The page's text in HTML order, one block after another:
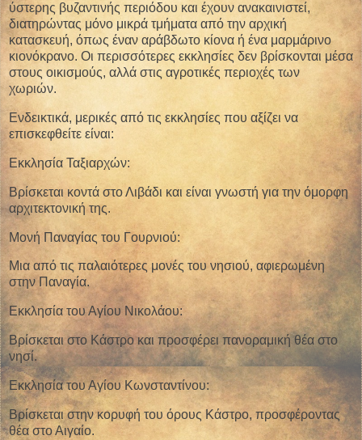
ύστερης βυζαντινής περιόδου και έχουν ανακαινιστεί,
διατηρώντας μόνο μικρά τμήματα από την αρχική
κατασκευή, όπως έναν αράβδωτο κίονα ή ένα μαρμάρινο
κιονόκρανο. Οι περισσότερες εκκλησίες δεν βρίσκονται μέσα
στους οικισμούς, αλλά στις αγροτικές περιοχές των
χωριών.
Ενδεικτικά, μερικές από τις εκκλησίες που αξίζει να
επισκεφθείτε είναι:
Εκκλησία Ταξιαρχών:
Βρίσκεται κοντά στο Λιβάδι και είναι γνωστή για την όμορφη
αρχιτεκτονική της.
Μονή Παναγίας του Γουρνιού:
Μια από τις παλαιότερες μονές του νησιού, αφιερωμένη
στην Παναγία.
Εκκλησία του Αγίου Νικολάου:
Βρίσκεται στο Κάστρο και προσφέρει πανοραμική θέα στο
νησί.
Εκκλησία του Αγίου Κωνσταντίνου:
Βρίσκεται στην κορυφή του όρους Κάστρο, προσφέροντας
θέα στο Αιγαίο.